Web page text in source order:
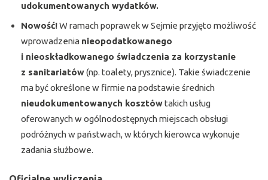
udokumentowanych wydatków.
Nowość!W ramach poprawek w Sejmie przyjęto możliwość
wprowadzenia nieopodatkowanego
i nieoskładkowanego świadczenia za korzystanie
z sanitariatów(np. toalety, prysznice). Takie świadczenie
ma być określone w firmie na podstawie średnich
nieudokumentowanych kosztówtakich usług
oferowanych w ogólnodostępnych miejscach obsługi
podróżnych w państwach, w których kierowca wykonuje
zadania służbowe.